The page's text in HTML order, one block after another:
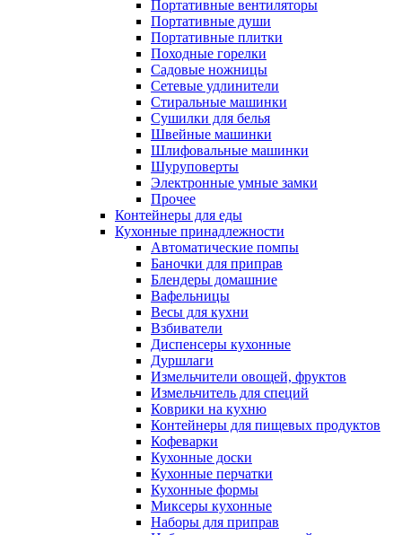
Портативные вентиляторы
Портативные души
Портативные плитки
Походные горелки
Садовые ножницы
Сетевые удлинители
Стиральные машинки
Сушилки для белья
Швейные машинки
Шлифовальные машинки
Шуруповерты
Электронные умные замки
Прочее
Контейнеры для еды
Кухонные принадлежности
Автоматические помпы
Баночки для приправ
Блендеры домашние
Вафельницы
Весы для кухни
Взбиватели
Диспенсеры кухонные
Дуршлаги
Измельчители овощей, фруктов
Измельчитель для специй
Коврики на кухню
Контейнеры для пищевых продуктов
Кофеварки
Кухонные доски
Кухонные перчатки
Кухонные формы
Миксеры кухонные
Наборы для приправ